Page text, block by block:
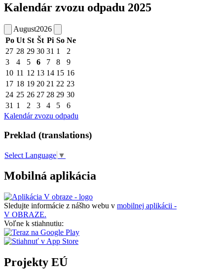
Kalendár zvozu odpadu 2025
August2026
Po Ut St Št Pi So Ne
27 28 29 30 31 1
2
3
4 5 6 7 8
9
10 11 12 13 14 15 16
17 18 19 20 21 22 23
24 25 26 27 28 29 30
31 1 2 3 4 5
6
Kalendár zvozu odpadu
Preklad (translations)
Select Language ▼
Mobilná aplikácia
Sledujte informácie z nášho webu v mobilnej aplikácii -
V OBRAZE.
Voľne k stiahnutiu:
Projekty EÚ